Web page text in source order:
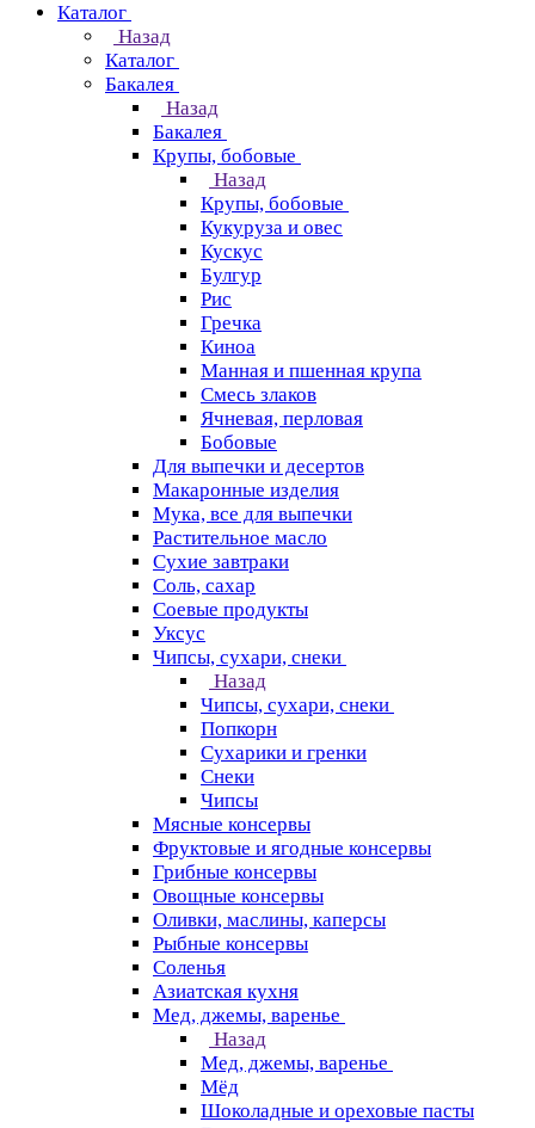
Каталог
Назад
Каталог
Бакалея
Назад
Бакалея
Крупы, бобовые
Назад
Крупы, бобовые
Кукуруза и овес
Кускус
Булгур
Рис
Гречка
Киноа
Манная и пшенная крупа
Смесь злаков
Ячневая, перловая
Бобовые
Для выпечки и десертов
Макаронные изделия
Мука, все для выпечки
Растительное масло
Сухие завтраки
Соль, сахар
Соевые продукты
Уксус
Чипсы, сухари, снеки
Назад
Чипсы, сухари, снеки
Попкорн
Сухарики и гренки
Снеки
Чипсы
Мясные консервы
Фруктовые и ягодные консервы
Грибные консервы
Овощные консервы
Оливки, маслины, каперсы
Рыбные консервы
Соленья
Азиатская кухня
Мед, джемы, варенье
Назад
Мед, джемы, варенье
Мёд
Шоколадные и ореховые пасты